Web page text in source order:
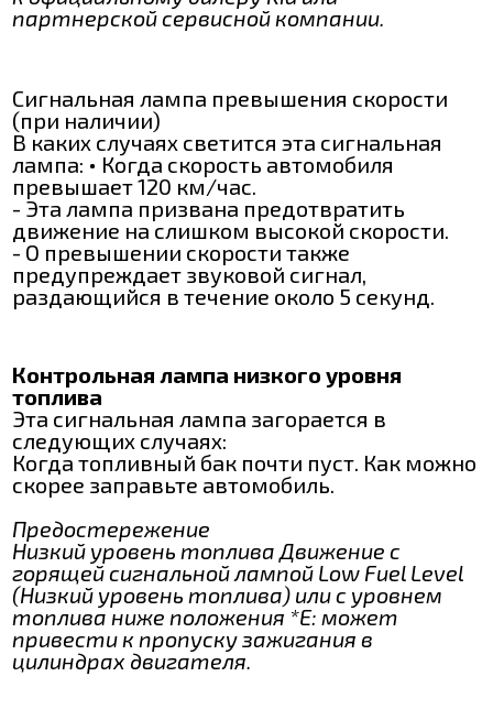
партнерской сервисной компании.
Сигнальная лампа превышения скорости
(при наличии)
В каких случаях светится эта сигнальная
лампа: • Когда скорость автомобиля
превышает 120 км/час.
- Эта лампа призвана предотвратить
движение на слишком высокой скорости.
- О превышении скорости также
предупреждает звуковой сигнал,
раздающийся в течение около 5 секунд.
Контрольная лампа низкого уровня
топлива
Эта сигнальная лампа загорается в
следующих случаях:
Когда топливный бак почти пуст. Как можно
скорее заправьте автомобиль.
Предостережение
Низкий уровень топлива Движение с
горящей сигнальной лампой Low Fuel Level
(Низкий уровень топлива) или с уровнем
топлива ниже положения *Е: может
привести к пропуску зажигания в
цилиндрах двигателя.